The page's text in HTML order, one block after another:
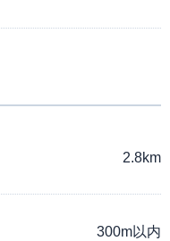
2.8km
300m以内